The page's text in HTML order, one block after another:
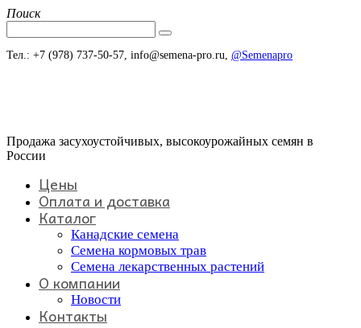
Поиск
Тел.: +7 (978) 737-50-57, info@semena-pro.ru, @Semenapro
Продажа засухоустойчивых, высокоурожайных семян в
России
Цены
Оплата и доставка
Каталог
Канадские семена
Семена кормовых трав
Семена лекарственных растений
О компании
Новости
Контакты